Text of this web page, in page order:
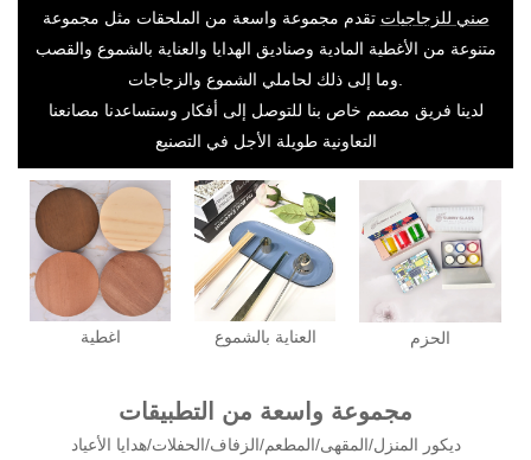
صني للزجاجيات تقدم مجموعة واسعة من الملحقات مثل مجموعة
متنوعة من الأغطية المادية وصناديق الهدايا والعناية بالشموع والقصب
وما إلى ذلك لحاملي الشموع والزجاجات.
لدينا فريق مصمم خاص بنا للتوصل إلى أفكار وستساعدنا مصانعنا
التعاونية طويلة الأجل في التصنيع
اغطية العناية بالشموع الحزم
مجموعة واسعة من التطبيقات
ديكور المنزل/المقهى/المطعم/الزفاف/الحفلات/هدايا الأعياد